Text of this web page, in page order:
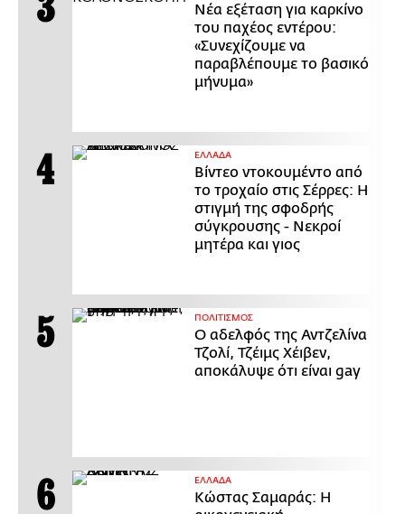
Νέα εξέταση για καρκίνο
του παχέος εντέρου:
«Συνεχίζουμε να
παραβλέπουμε το βασικό
μήνυμα»
ΕΛΛΑΔΑ
Βίντεο ντοκουμέντο από
το τροχαίο στις Σέρρες: Η
στιγμή της σφοδρής
σύγκρουσης - Νεκροί
μητέρα και γιος
ΠΟΛΙΤΙΣΜΟΣ
Ο αδελφός της Αντζελίνα
Τζολί, Τζέιμς Χέιβεν,
αποκάλυψε ότι είναι gay
ΕΛΛΑΔΑ
Κώστας Σαμαράς: Η